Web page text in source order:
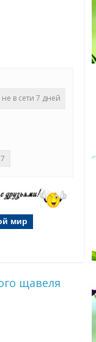
не в сети 7 дней
мир
щавеля